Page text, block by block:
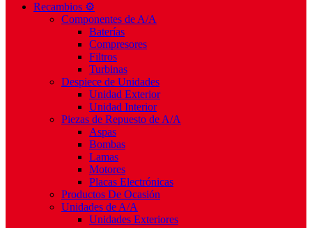
Recambios ⚙️
Componentes de A/A
Baterías
Compresores
Filtros
Turbinas
Despiece de Unidades
Unidad Exterior
Unidad Interior
Piezas de Repuesto de A/A
Aspas
Bombas
Lamas
Motores
Placas Electrónicas
Productos De Ocasión
Unidades de A/A
Unidades Exteriores